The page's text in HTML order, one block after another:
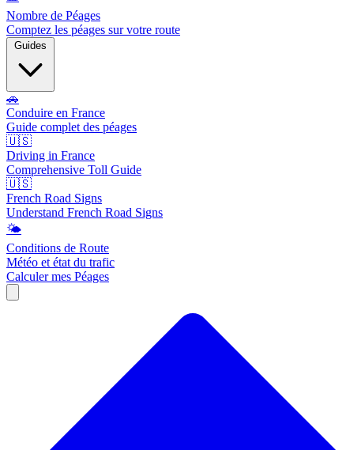
Nombre de Péages
Comptez les péages sur votre route
Guides
🚗
Conduire en France
Guide complet des péages
🇺🇸
Driving in France
Comprehensive Toll Guide
🇺🇸
French Road Signs
Understand French Road Signs
🌤️
Conditions de Route
Météo et état du trafic
Calculer mes Péages